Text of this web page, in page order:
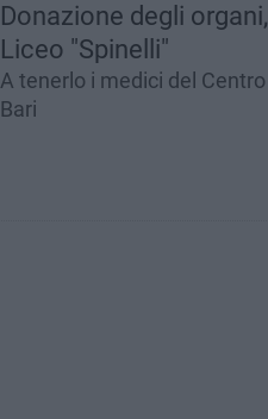
Donazione degli
Liceo "Spinelli"
A tenerlo i medici del
Bari